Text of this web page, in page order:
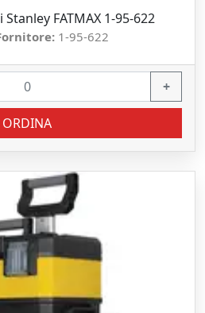
FATMAX 1-95-622
1-95-622
+
ORDINA